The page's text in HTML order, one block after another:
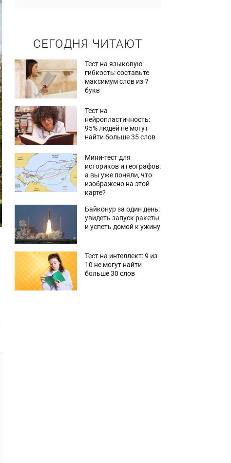
СЕГОДНЯ ЧИТАЮТ
Тест на языковую
гибкость: составьте
максимум слов из 7
букв
Тест на
нейропластичность:
95% людей не могут
найти больше 35 слов
Мини-тест для
историков и географов:
а вы уже поняли, что
изображено на этой
карте?
Байконур за один день:
увидеть запуск ракеты
и успеть домой к ужину
Тест на интеллект: 9 из
10 не могут найти
больше 30 слов